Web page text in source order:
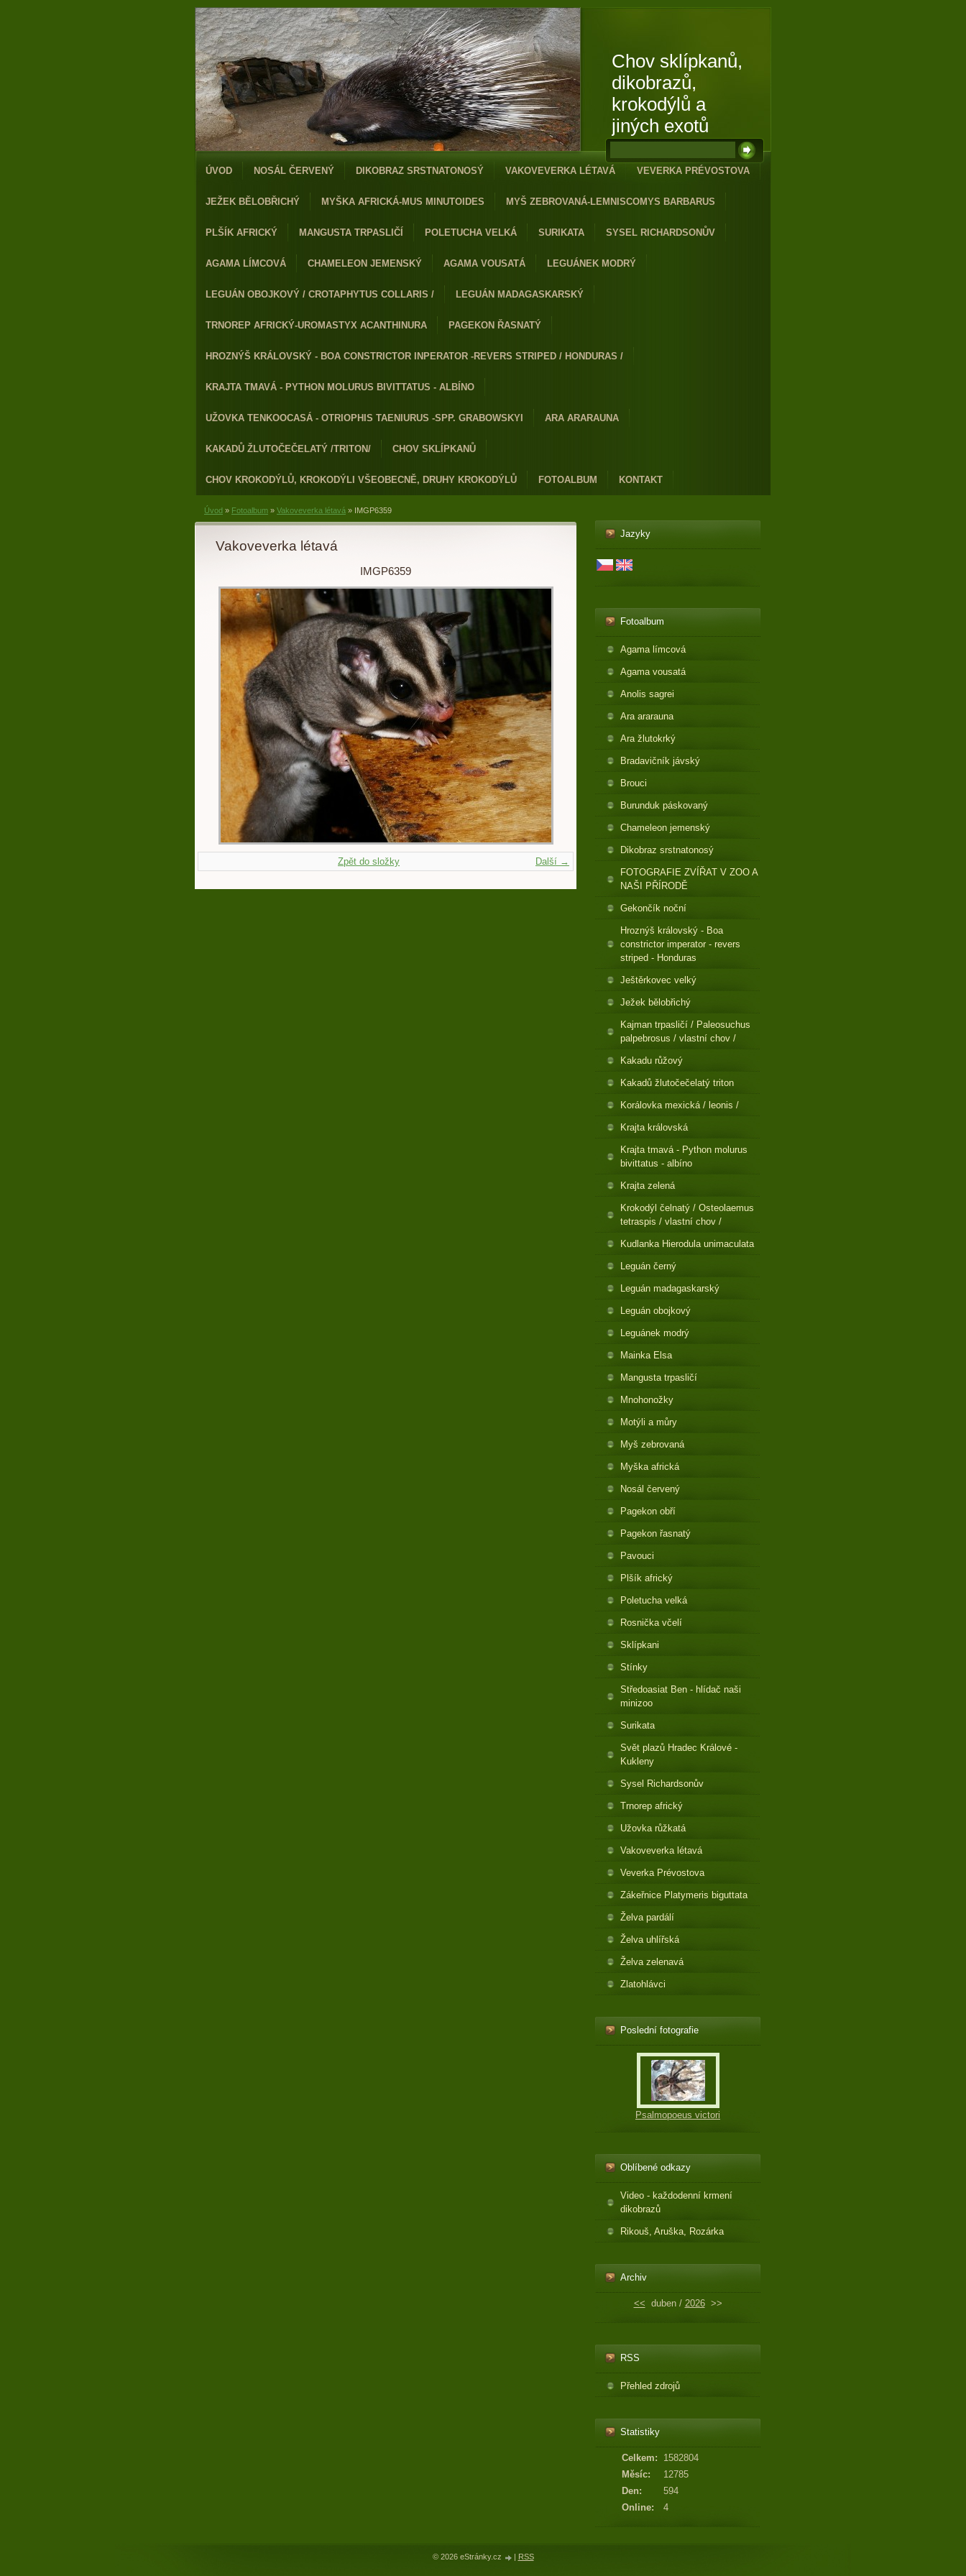
Chov sklípkanů,
dikobrazů,
krokodýlů a
jiných exotů
ÚVOD NOSÁL ČERVENÝ DIKOBRAZ SRSTNATONOSÝ VAKOVEVERKA LÉTAVÁ VEVERKA PRÉVOSTOVA
JEŽEK BĚLOBŘICHÝ MYŠKA AFRICKÁ-MUS MINUTOIDES MYŠ ZEBROVANÁ-LEMNISCOMYS BARBARUS
PLŠÍK AFRICKÝ MANGUSTA TRPASLIČÍ POLETUCHA VELKÁ SURIKATA SYSEL RICHARDSONŮV
AGAMA LÍMCOVÁ CHAMELEON JEMENSKÝ AGAMA VOUSATÁ LEGUÁNEK MODRÝ
LEGUÁN OBOJKOVÝ / CROTAPHYTUS COLLARIS / LEGUÁN MADAGASKARSKÝ
TRNOREP AFRICKÝ-UROMASTYX ACANTHINURA PAGEKON ŘASNATÝ
HROZNÝŠ KRÁLOVSKÝ - BOA CONSTRICTOR INPERATOR -REVERS STRIPED / HONDURAS /
KRAJTA TMAVÁ - PYTHON MOLURUS BIVITTATUS - ALBÍNO
UŽOVKA TENKOOCASÁ - OTRIOPHIS TAENIURUS -SPP. GRABOWSKYI ARA ARARAUNA
KAKADŮ ŽLUTOČEČELATÝ /TRITON/ CHOV SKLÍPKANŮ
CHOV KROKODÝLŮ, KROKODÝLI VŠEOBECNĚ, DRUHY KROKODÝLŮ FOTOALBUM KONTAKT
Úvod » Fotoalbum » Vakoveverka létavá » IMGP6359
Vakoveverka létavá
IMGP6359
Další →
Zpět do složky
Jazyky
Fotoalbum
Agama límcová
Agama vousatá
Anolis sagrei
Ara ararauna
Ara žlutokrký
Bradavičník jávský
Brouci
Burunduk páskovaný
Chameleon jemenský
Dikobraz srstnatonosý
FOTOGRAFIE ZVÍŘAT V ZOO A
NAŠI PŘÍRODĚ
Gekončík noční
Hroznýš královský - Boa
constrictor imperator - revers
striped - Honduras
Ještěrkovec velký
Ježek bělobřichý
Kajman trpasličí / Paleosuchus
palpebrosus / vlastní chov /
Kakadu růžový
Kakadů žlutočečelatý triton
Korálovka mexická / leonis /
Krajta královská
Krajta tmavá - Python molurus
bivittatus - albíno
Krajta zelená
Krokodýl čelnatý / Osteolaemus
tetraspis / vlastní chov /
Kudlanka Hierodula unimaculata
Leguán černý
Leguán madagaskarský
Leguán obojkový
Leguánek modrý
Mainka Elsa
Mangusta trpasličí
Mnohonožky
Motýli a můry
Myš zebrovaná
Myška africká
Nosál červený
Pagekon obří
Pagekon řasnatý
Pavouci
Plšík africký
Poletucha velká
Rosnička včelí
Sklípkani
Stínky
Středoasiat Ben - hlídač naši
minizoo
Surikata
Svět plazů Hradec Králové -
Kukleny
Sysel Richardsonův
Trnorep africký
Užovka růžkatá
Vakoveverka létavá
Veverka Prévostova
Zákeřnice Platymeris biguttata
Želva pardálí
Želva uhlířská
Želva zelenavá
Zlatohlávci
Poslední fotografie
Psalmopoeus victori
Oblíbené odkazy
Video - každodenní krmení
dikobrazů
Rikouš, Aruška, Rozárka
Archiv
<< duben / 2026 >>
RSS
Přehled zdrojů
Statistiky
Online: 4
Celkem:
1582804
Měsíc:
12785
Den:
594
© 2026 eStránky.cz | RSS